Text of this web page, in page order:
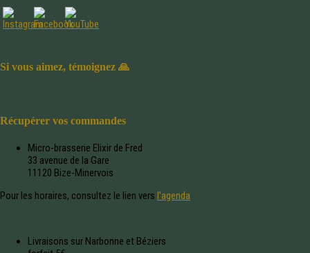
Si vous aimez, témoignez 🙏
Récupérer vos commandes
Micro-brasserie Elixir de Fred
33 avenue de la Gare
11120 Bize-Minervois
Pour les horaires, consultez le lien vers l’agenda
Livraisons sur Narbonne et Béziers